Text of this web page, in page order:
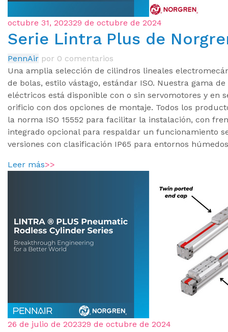
octubre 31, 202329 de octubre de 2024
Serie Lintra Plus de
PennAir por 0 comentarios
Una amplia selección de cilindros lineales
de bolas, estilo vástago, estándar ISO. Nuestra gama
eléctricos está disponible con o sin servomotores y en
orificio con dos opciones de montaje. Todos los
la norma ISO 15552 para facilitar la instalación, con
integrado opcional para respaldar un funcionamiento
versiones con clasificación IP65 para entornos
Leer más>>
26 de julio de 202329 de octubre de 2024